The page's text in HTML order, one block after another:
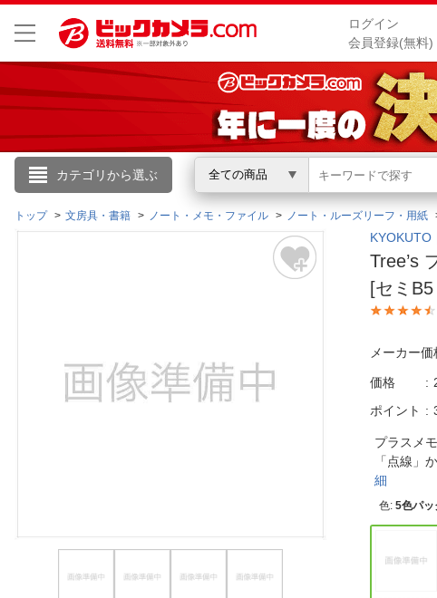
ログイン
会員登録(無料)
カテゴリから選ぶ 全ての商品
こんにちは
ログイン
閲覧履歴
トップ 文房具・書籍 ノート・メモ・ファイル ノート・ルーズリーフ・用紙
KYOKUTO
Tree’s
[セミ
メーカー
価格
ポイント
プラスメ
「点線」
細
色:5色パッ